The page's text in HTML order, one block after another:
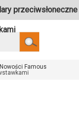
przeciwsłoneczne
Szukaj
Nowości Famous